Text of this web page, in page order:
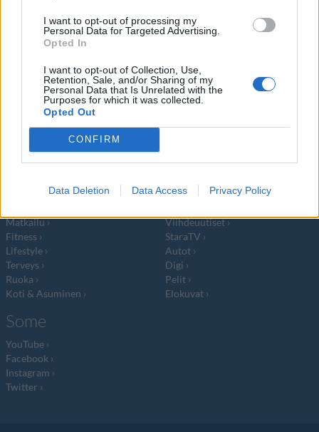
I want to opt-out of processing my
Personal Data for Targeted Advertising.
Opted In
I want to opt-out of Collection, Use,
Retention, Sale, and/or Sharing of my
Personal Data that Is Unrelated with the
Purposes for which it was collected.
Opted Out
CONFIRM
Data Deletion Data Access Privacy Policy
Tietoa meistä
Tietosuojalauseke
Lähetä uutisvinkki
Yhteistyössä
Kesä!
Tyyliniekka
Lifestyle
Matkailu
Fitness
Lifestyle
Terveys
Ruoka
Koti & Asuminen
Viihde
Viihdeuutiset
StaraTV
Autot
Digi
Pelit
Elokuvat
Some
YouTube
Facebook
Instagram
Twitter